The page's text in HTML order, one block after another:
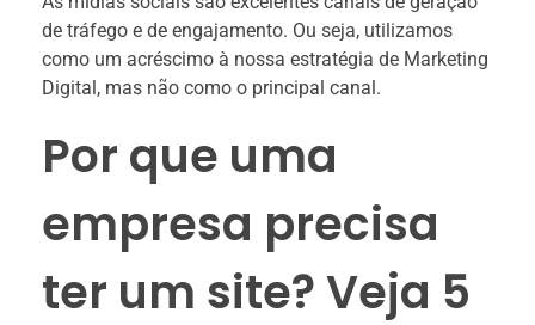
de tráfego e de engajamento. Ou seja, utilizamos
como um acréscimo à nossa estratégia de Marketing
Digital, mas não como o principal canal.
Por que uma
empresa precisa
ter um site? Veja 5